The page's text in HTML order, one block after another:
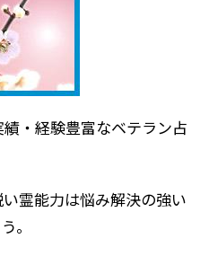
・経験豊富なベテラン占
霊能力は悩み解決の強い
。